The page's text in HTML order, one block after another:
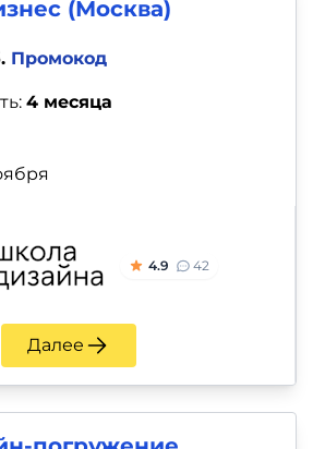
(Москва)
Промокод
4 месяца
4.9 42
Далее